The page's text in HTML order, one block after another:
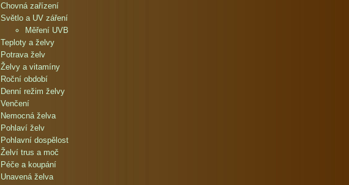
Chovná zařízení
Světlo a UV záření
Měření UVB
Teploty a želvy
Potrava želv
Želvy a vitamíny
Roční období
Denní režim želvy
Venčení
Nemocná želva
Pohlaví želv
Pohlavní dospělost
Želví trus a moč
Péče a koupání
Unavená želva